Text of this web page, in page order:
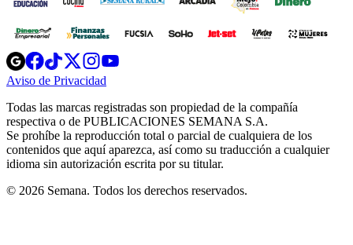
Opens
in
new
Opens
in
new
Opens
in
new
window
Opens
new
windowwindow
Aviso de Privacidad
new
window
Todas las marcas registradas son propiedad de la compañía
respectiva o de PUBLICACIONES SEMANA S.A.
Se prohíbe la reproducción total o parcial de cualquiera de los
contenidos que aquí aparezca, así como su traducción a cualquier
idioma sin autorización escrita por su titular.
© 2026 Semana. Todos los derechos reservados.